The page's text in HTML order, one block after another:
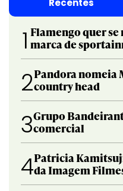
1 Flamengo quer
marca de
2Pandora nomeia
country head
3Grupo
comercial
4Patricia
da Imagem